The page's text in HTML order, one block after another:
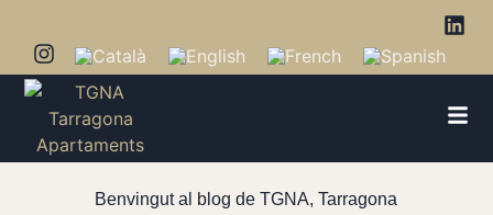
Benvingut al blog de TGNA, Tarragona